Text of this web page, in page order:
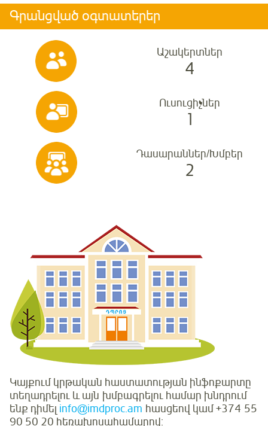
Գրանցված օգտատերեր
Աշակերտներ
4
Ուսուցիչներ
1
Դասարաններ/Խմբեր
2
Կայքում կրթական հաստատության ինֆոքարտը
տեղադրելու և այն խմբագրելու համար խնդրում
ենք դիմել info@imdproc.am հասցեով կամ +374 55
90 50 20 հեռախոսահամարով: